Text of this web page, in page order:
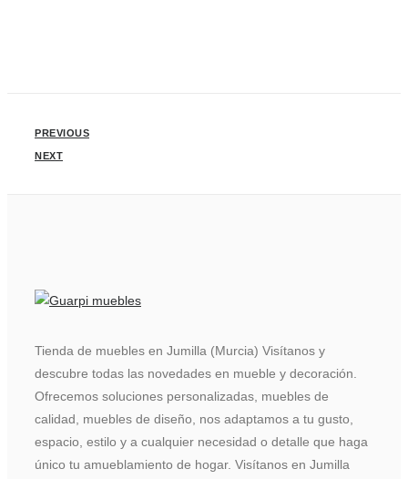
PREVIOUS
NEXT
Tienda de muebles en Jumilla (Murcia) Visítanos y
descubre todas las novedades en mueble y decoración.
Ofrecemos soluciones personalizadas, muebles de
calidad, muebles de diseño, nos adaptamos a tu gusto,
espacio, estilo y a cualquier necesidad o detalle que haga
único tu amueblamiento de hogar. Visítanos en Jumilla